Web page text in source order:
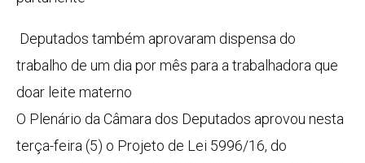
Deputados também aprovaram dispensa do
trabalho de um dia por mês para a trabalhadora que
doar leite materno
O Plenário da Câmara dos Deputados aprovou nesta
terça-feira (5) o Projeto de Lei 5996/16, do